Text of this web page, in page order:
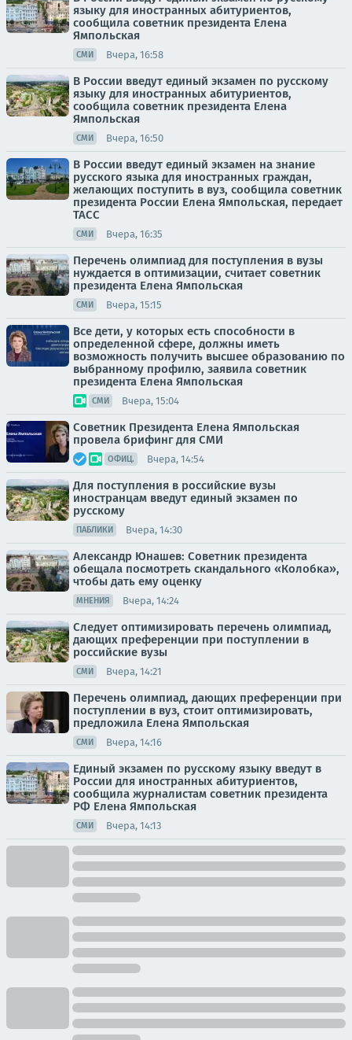
языку для иностранных абитуриентов,
сообщила советник президента Елена
Ямпольская
СМИ Вчера, 16:58
В России введут единый экзамен по русскому
языку для иностранных абитуриентов,
сообщила советник президента Елена
Ямпольская
СМИ Вчера, 16:50
В России введут единый экзамен на знание
русского языка для иностранных граждан,
желающих поступить в вуз, сообщила советник
президента России Елена Ямпольская, передает
ТАСС
СМИ Вчера, 16:35
Перечень олимпиад для поступления в вузы
нуждается в оптимизации, считает советник
президента Елена Ямпольская
СМИ Вчера, 15:15
Все дети, у которых есть способности в
определенной сфере, должны иметь
возможность получить высшее образованию по
выбранному профилю, заявила советник
президента Елена Ямпольская
СМИ Вчера, 15:04
Советник Президента Елена Ямпольская
провела брифинг для СМИ
ОФИЦ. Вчера, 14:54
Для поступления в российские вузы
иностранцам введут единый экзамен по
русскому
ПАБЛИКИ Вчера, 14:30
Александр Юнашев: Советник президента
обещала посмотреть скандального «Колобка»,
чтобы дать ему оценку
МНЕНИЯ Вчера, 14:24
Следует оптимизировать перечень олимпиад,
дающих преференции при поступлении в
российские вузы
СМИ Вчера, 14:21
Перечень олимпиад, дающих преференции при
поступлении в вуз, стоит оптимизировать,
предложила Елена Ямпольская
СМИ Вчера, 14:16
Единый экзамен по русскому языку введут в
России для иностранных абитуриентов,
сообщила журналистам советник президента
РФ Елена Ямпольская
СМИ Вчера, 14:13